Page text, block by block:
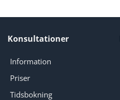
Konsultationer
Information
Priser
Tidsbokning